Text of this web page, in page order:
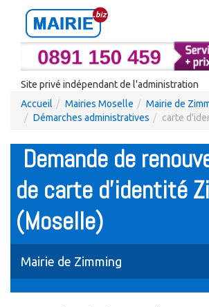
Site privé indépendant de l'administration
Accueil
Mairies Moselle
Mairie de
Démarches administratives
carte
Demande de
de carte d'identité
(Moselle)
Mairie de Zimming